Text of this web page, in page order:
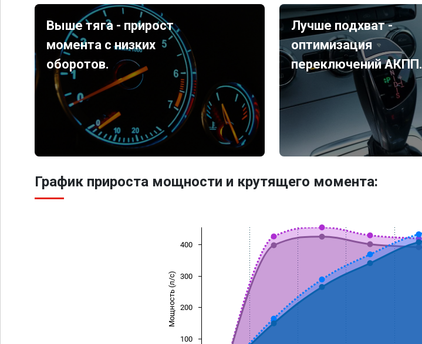
Выше тяга - прирост
момента с низких
оборотов.
Лучше подхват -
оптимизация
переключений АКПП.
График прироста мощности и крутящего момента:
Мощность (л/с)
100
200
300
400